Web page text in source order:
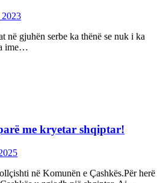
2023
në gjuhën serbe ka thënë se nuk i ka
ime…
me kryetar shqiptar!
në Komunën e Çashkës.Për herë